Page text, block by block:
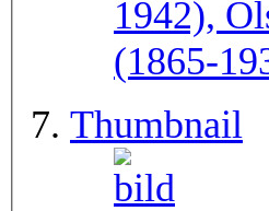
1942),
(1865-
Thumbnail